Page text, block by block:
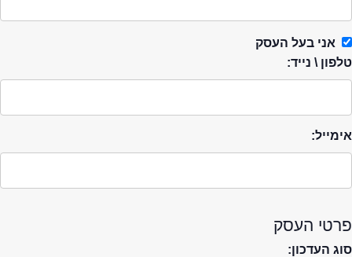
אני בעל העסק
טלפון \ נייד:
אימייל:
פרטי העסק
סוג העדכון: